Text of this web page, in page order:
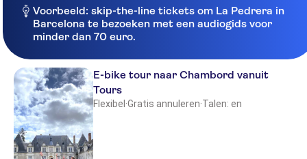
Voorbeeld: skip-the-line tickets om La Pedrera in
Barcelona te bezoeken met een audiogids voor
minder dan 70 euro.
E-bike tour naar Chambord vanuit
Tours
Flexibel ·Gratis annuleren·Talen: en